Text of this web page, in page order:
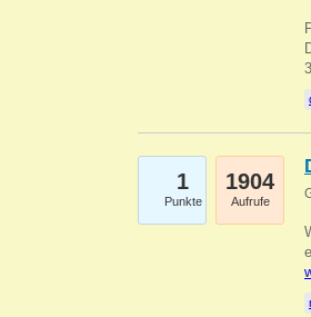
1
Punkte
1904
Aufrufe